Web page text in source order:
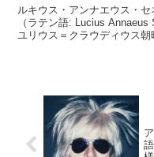
ルキウス・アンナエウス・
（ラテン語: Lucius Annaeus
ユリウス＝クラウディウス朝